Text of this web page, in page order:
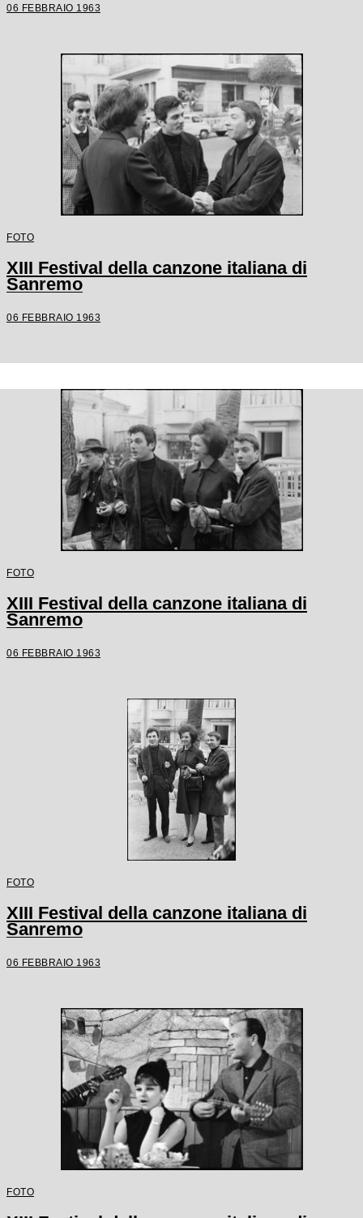
06 FEBBRAIO 1963
FOTO
XIII Festival della canzone italiana di
Sanremo
06 FEBBRAIO 1963
FOTO
XIII Festival della canzone italiana di
Sanremo
06 FEBBRAIO 1963
FOTO
XIII Festival della canzone italiana di
Sanremo
06 FEBBRAIO 1963
FOTO